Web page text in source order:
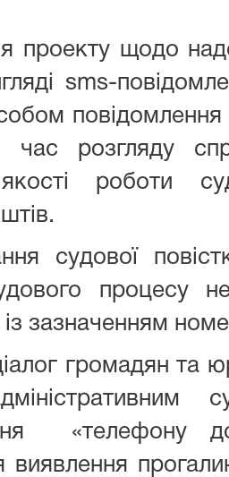
проекту щодо
sms-
повідомлення
час розгляду
роботи
судової
процесу
зазначенням
громадян та
«телефону